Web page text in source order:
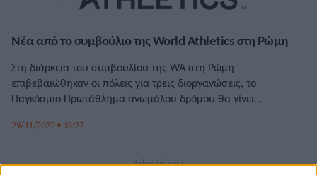
Νέα από το συμβούλιο της World Athletics στη Ρώμη
Στη διάρκεια του συμβουλίου της WA στη Ρώμη
επιβεβαιώθηκαν οι πόλεις για τρεις διοργανώσεις, το
Παγκόσμιο Πρωτάθλημα ανωμάλου δρόμου θα γίνει
Λίμα το 2024 και το Παγκόσμιο Πρωτάθλημα του 2025 στο
29/11/2022 • 13:27